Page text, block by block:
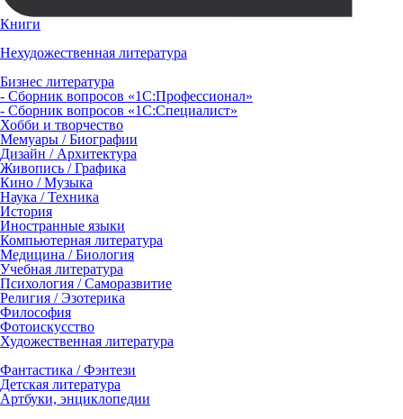
Книги
Нехудожественная литература
Бизнес литература
- Сборник вопросов «1С:Профессионал»
- Сборник вопросов «1С:Специалист»
Хобби и творчество
Мемуары / Биографии
Дизайн / Архитектура
Живопись / Графика
Кино / Музыка
Наука / Техника
История
Иностранные языки
Компьютерная литература
Медицина / Биология
Учебная литература
Психология / Саморазвитие
Религия / Эзотерика
Философия
Фотоискусство
Художественная литература
Фантастика / Фэнтези
Детская литература
Артбуки, энциклопедии